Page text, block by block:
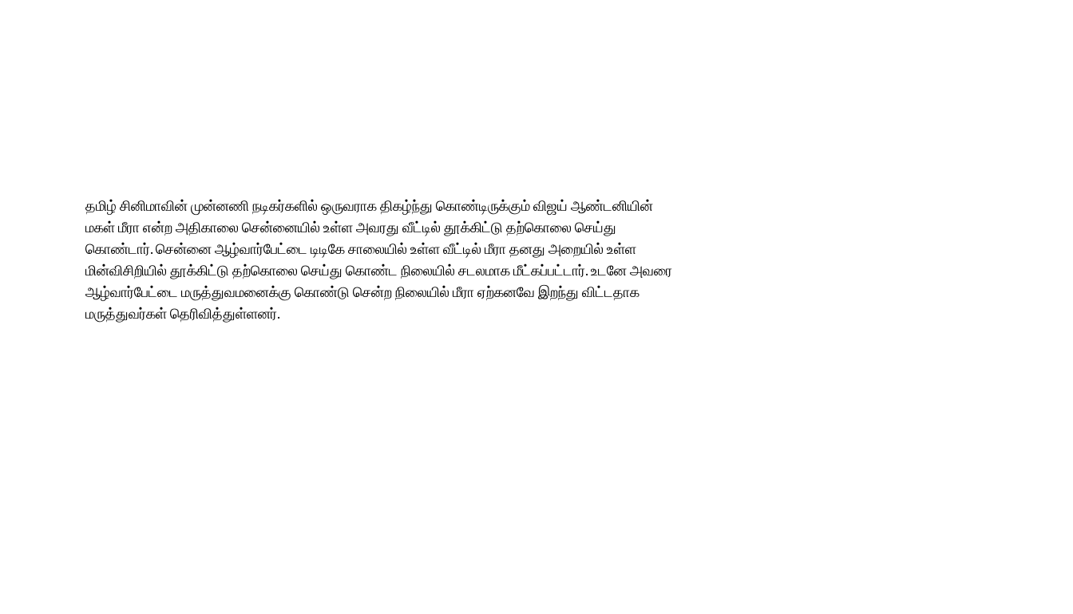
தமிழ் சினிமாவின் முன்னணி நடிகர்களில் ஒருவராக திகழ்ந்து கொண்டிருக்கும் விஜய் ஆண்டனியின்
மகள் மீரா என்ற அதிகாலை சென்னையில் உள்ள அவரது வீட்டில் தூக்கிட்டு தற்கொலை செய்து
கொண்டார். சென்னை ஆழ்வார்பேட்டை டிடிகே சாலையில் உள்ள வீட்டில் மீரா தனது அறையில் உள்ள
மின்விசிறியில் தூக்கிட்டு தற்கொலை செய்து கொண்ட நிலையில் சடலமாக மீட்கப்பட்டார். உடனே அவரை
ஆழ்வார்பேட்டை மருத்துவமனைக்கு கொண்டு சென்ற நிலையில் மீரா ஏற்கனவே இறந்து விட்டதாக
மருத்துவர்கள் தெரிவித்துள்ளனர்.